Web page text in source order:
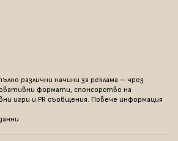
различни начини за реклама – чрез
формати, спонсорство на
игри и PR съобщения. Повече информация